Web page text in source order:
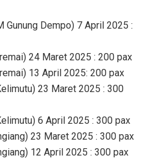
Gunung Dempo) 7 April 2025 :
24 Maret 2025 : 200 pax
13 April 2025: 200 pax
23 Maret 2025 : 300
6 April 2025 : 300 pax
23 Maret 2025 : 300 pax
12 April 2025 : 300 pax